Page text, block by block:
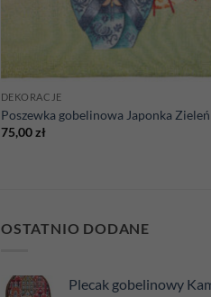
DEKORACJE
Poszewka gobelinowa Japonka Zieleń
75,00zł
OSTATNIO DODANE
Plecak gobelinowy